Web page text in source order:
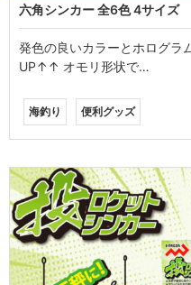
六角シンカー 全6色 4サイズ
発色の良いカラーとホログラ
UP↑↑ オモリ形状で…
海釣り 便利グッズ